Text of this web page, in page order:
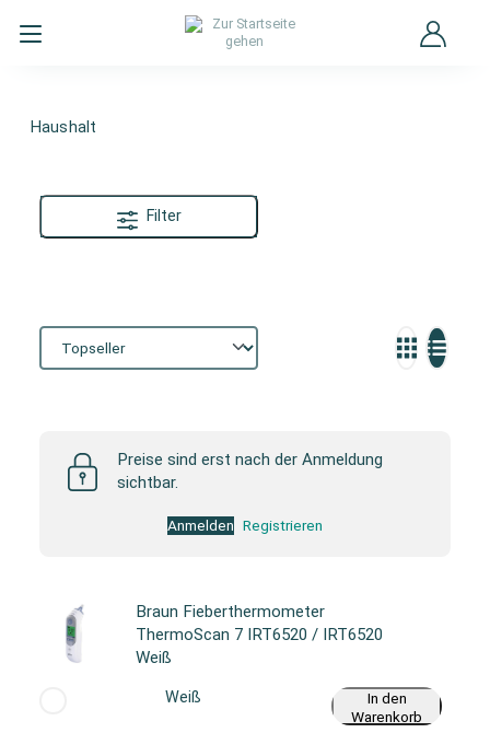
Haushalt
Filter
Preise sind erst nach der Anmeldung
sichtbar.
Anmelden Registrieren
Braun Fieberthermometer
ThermoScan 7 IRT6520 / IRT6520
Weiß
Weiß
In den
Warenkorb